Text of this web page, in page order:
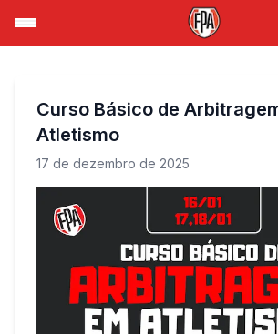
Curso Básico de
Atletismo
17 de dezembro de 2025